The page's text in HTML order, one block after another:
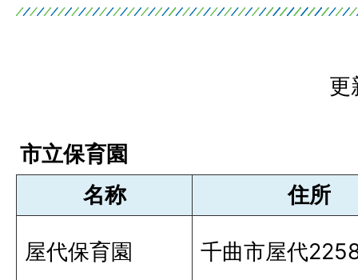
更
市立保育園
名称
住所
屋代保育園 千曲市屋代